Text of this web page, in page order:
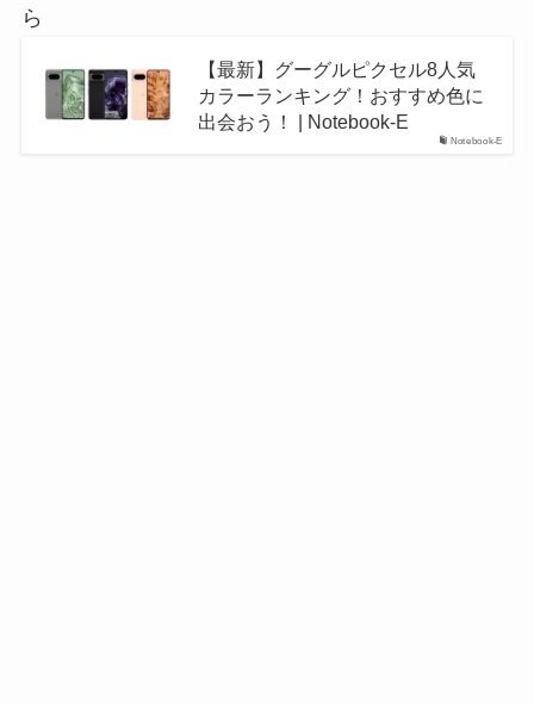
ら
Notebook-E
【最新】グーグルピクセル8人気
カラーランキング！おすすめ色に
出会おう！ | Notebook-E